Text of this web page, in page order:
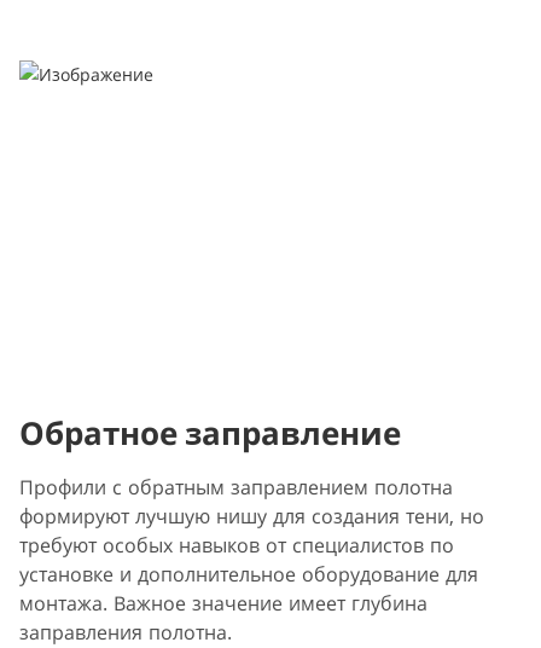
Обратное заправление
Профили с обратным заправлением полотна
формируют лучшую нишу для создания тени, но
требуют особых навыков от специалистов по
установке и дополнительное оборудование для
монтажа. Важное значение имеет глубина
заправления полотна.